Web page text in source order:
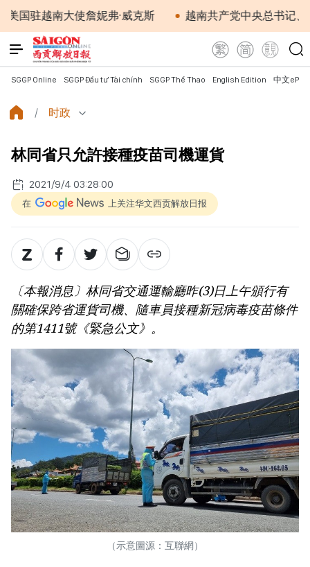
越南大使詹妮弗·威克斯 越南共产党中央总书记、国家
SGGP Online SGGP Đầu tư Tài chính SGGP Thể Thao English Edition 中文
时政
林同省只允許接種疫苗司機運貨
2021/9/4 03:28:00
在 上关注华文西贡解放日报
〔本報消息〕林同省交通運輸廳昨(3)日上午頒行有
關確保跨省運貨司機、隨車員接種新冠病毒疫苗條件
的第1411號《緊急公文》。
（示意圖源：互聯網）